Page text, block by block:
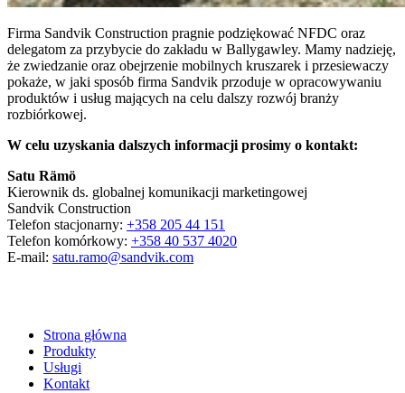
Firma Sandvik Construction pragnie podziękować NFDC oraz
delegatom za przybycie do zakładu w Ballygawley. Mamy nadzieję,
że zwiedzanie oraz obejrzenie mobilnych kruszarek i przesiewaczy
pokaże, w jaki sposób firma Sandvik przoduje w opracowywaniu
produktów i usług mających na celu dalszy rozwój branży
rozbiórkowej.
W celu uzyskania dalszych informacji prosimy o kontakt:
Satu Rämö
Kierownik ds. globalnej komunikacji marketingowej
Sandvik Construction
Telefon stacjonarny: +358 205 44 151
Telefon komórkowy: +358 40 537 4020
E-mail: satu.ramo@sandvik.com
Strona główna
Produkty
Usługi
Kontakt